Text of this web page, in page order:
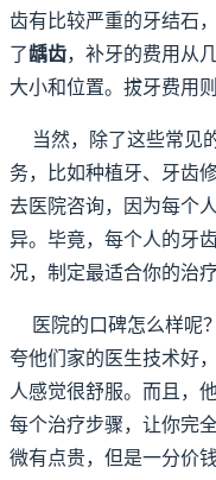
齿有比较严重的牙结石
了龋齿，补牙的费用从
大小和位置。拔牙费用
当然，除了这些常见
务，比如种植牙、牙齿
去医院咨询，因为每个
异。毕竟，每个人的牙
况，制定最适合你的治疗
医院的口碑怎么样呢
夸他们家的医生技术好
人感觉很舒服。而且，
每个治疗步骤，让你完
微有点贵，但是一分价